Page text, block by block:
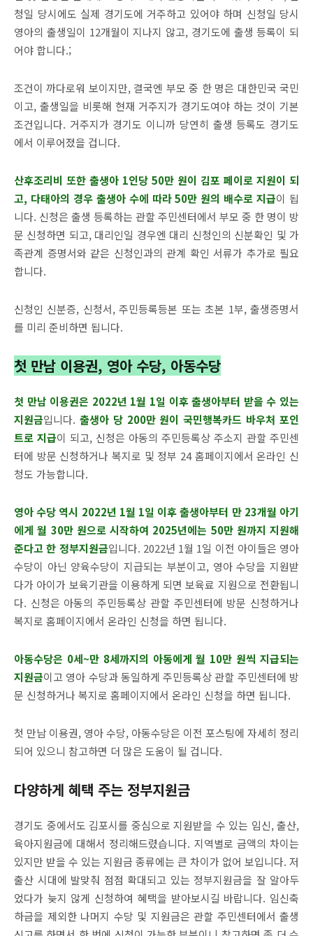
청일 당시에도 실제 경기도에 거주하고 있어야 하며 신청일 당시
영아의 출생일이 12개월이 지나지 않고, 경기도에 출생 등록이 되
어야 합니다.;
조건이 까다로워 보이지만, 결국엔 부모 중 한 명은 대한민국 국민
이고, 출생일을 비롯해 현재 거주지가 경기도여야 하는 것이 기본
조건입니다. 거주지가 경기도 이니까 당연히 출생 등록도 경기도
에서 이루어졌을 겁니다.
산후조리비 또한 출생아 1인당 50만 원이 김포 페이로 지원이 되
고, 다태아의 경우 출생아 수에 따라 50만 원의 배수로 지급이 됩
니다. 신청은 출생 등록하는 관할 주민센터에서 부모 중 한 명이 방
문 신청하면 되고, 대리인일 경우엔 대리 신청인의 신분확인 및 가
족관계 증명서와 같은 신청인과의 관계 확인 서류가 추가로 필요
합니다.
신청인 신분증, 신청서, 주민등록등본 또는 초본 1부, 출생증명서
를 미리 준비하면 됩니다.
첫 만남 이용권, 영아 수당, 아동수당
첫 만남 이용권은 2022년 1월 1일 이후 출생아부터 받을 수 있는
지원금입니다. 출생아 당 200만 원이 국민행복카드 바우처 포인
트로 지급이 되고, 신청은 아동의 주민등록상 주소지 관할 주민센
터에 방문 신청하거나 복지로 및 정부 24 홈페이지에서 온라인 신
청도 가능합니다.
영아 수당 역시 2022년 1월 1일 이후 출생아부터 만 23개월 아기
에게 월 30만 원으로 시작하여 2025년에는 50만 원까지 지원해
준다고 한 정부지원금입니다. 2022년 1월 1일 이전 아이들은 영아
수당이 아닌 양육수당이 지급되는 부분이고, 영아 수당을 지원받
다가 아이가 보육기관을 이용하게 되면 보육료 지원으로 전환됩니
다. 신청은 아동의 주민등록상 관할 주민센터에 방문 신청하거나
복지로 홈페이지에서 온라인 신청을 하면 됩니다.
아동수당은 0세~만 8세까지의 아동에게 월 10만 원씩 지급되는
지원금이고 영아 수당과 동일하게 주민등록상 관할 주민센터에 방
문 신청하거나 복지로 홈페이지에서 온라인 신청을 하면 됩니다.
첫 만남 이용권, 영아 수당, 아동수당은 이전 포스팅에 자세히 정리
되어 있으니 참고하면 더 많은 도움이 될 겁니다.
다양하게 혜택 주는 정부지원금
경기도 중에서도 김포시를 중심으로 지원받을 수 있는 임신, 출산,
육아지원금에 대해서 정리해드렸습니다. 지역별로 금액의 차이는
있지만 받을 수 있는 지원금 종류에는 큰 차이가 없어 보입니다. 저
출산 시대에 발맞춰 점점 확대되고 있는 정부지원금을 잘 알아두
었다가 늦지 않게 신청하여 혜택을 받아보시길 바랍니다. 임신축
하금을 제외한 나머지 수당 및 지원금은 관할 주민센터에서 출생